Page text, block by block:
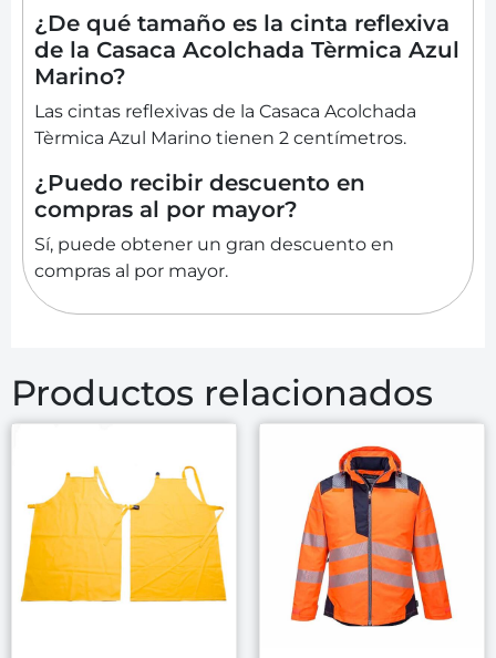
¿De qué tamaño es la cinta reflexiva
de la Casaca Acolchada Tèrmica Azul
Marino?
Las cintas reflexivas de la Casaca Acolchada
Tèrmica Azul Marino tienen 2 centímetros.
¿Puedo recibir descuento en
compras al por mayor?
Sí, puede obtener un gran descuento en
compras al por mayor.
Productos relacionados